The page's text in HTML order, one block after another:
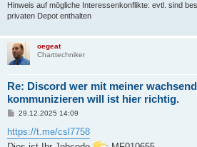
Hinweis auf mögliche Interessenkonflikte: evtl. sind
privaten Depot enthalten
oegeat
Charttechniker
Re: Discord wer mit meiner
kommunizieren will ist hier richtig.
B
i
t
29.12.2025 14:09
https://t.me/csl7758